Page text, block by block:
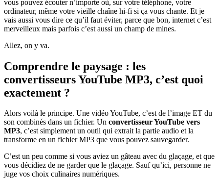
vous pouvez écouter n’importe où, sur votre téléphone, votre
ordinateur, même votre vieille chaîne hi-fi si ça vous chante. Et je
vais aussi vous dire ce qu’il faut éviter, parce que bon, internet c’est
merveilleux mais parfois c’est aussi un champ de mines.
Allez, on y va.
Comprendre le paysage : les
convertisseurs YouTube MP3, c’est quoi
exactement ?
Alors voilà le principe. Une vidéo YouTube, c’est de l’image ET du
son combinés dans un fichier. Un convertisseur YouTube vers
MP3, c’est simplement un outil qui extrait la partie audio et la
transforme en un fichier MP3 que vous pouvez sauvegarder.
C’est un peu comme si vous aviez un gâteau avec du glaçage, et que
vous décidiez de ne garder que le glaçage. Sauf qu’ici, personne ne
juge vos choix culinaires numériques.